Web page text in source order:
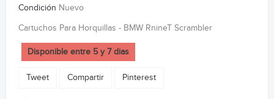
Condición Nuevo
Cartuchos Para Horquillas - BMW RnineT Scrambler
Disponible entre 5 y 7 dias
Tweet Compartir Pinterest